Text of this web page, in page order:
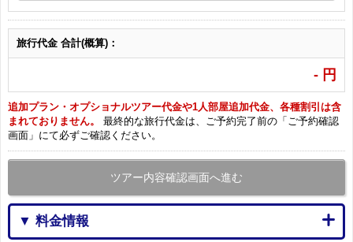
旅行代金 合計(概算)：
- 円
追加プラン・オプショナルツアー代金や1人部屋追加代金、各種割引は含
まれておりません。
最終的な旅行代金は、ご予約完了前の「ご予約確認
画面」にて必ずご確認ください。
ツアー内容確認画面へ進む
▼ 料金情報